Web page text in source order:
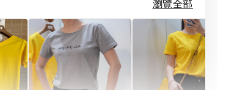
瀏覽全部